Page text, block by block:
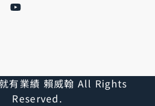
有業績 賴威翰 All Rights
Reserved.